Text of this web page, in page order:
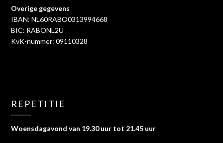
Overige gegevens
IBAN: NL60RABO0313994668
BIC: RABONL2U
KvK-nummer: 09110328
REPETITIE
Woensdagavond van 19.30 uur tot 21.45 uur